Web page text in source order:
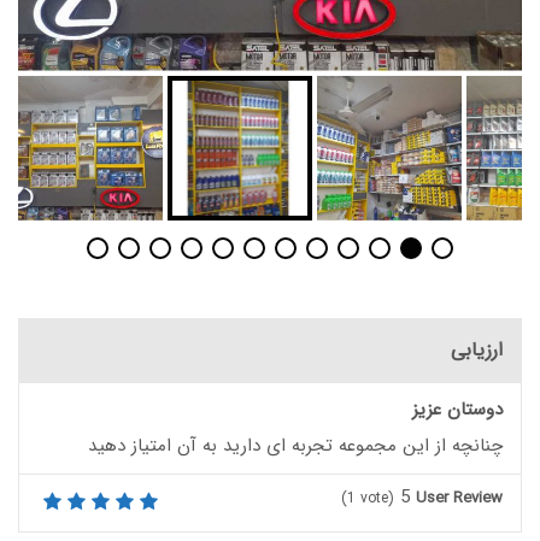
ارزیابی
دوستان عزیز
چنانچه از این مجموعه تجربه ای دارید به آن امتیاز دهید
User Review
5
(1 vote)